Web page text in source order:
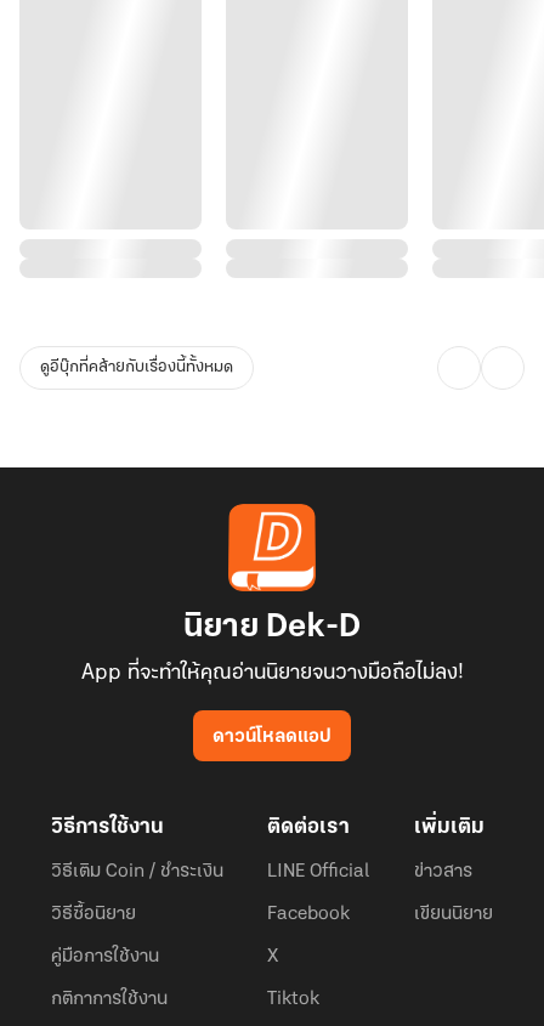
ดูอีบุ๊กที่คล้ายกับเรื่องนี้ทั้งหมด
นิยาย Dek-D
App ที่จะทำให้คุณอ่านนิยายจนวางมือถือไม่ลง!
ดาวน์โหลดแอป
วิธีการใช้งาน
วิธีเติม Coin / ชำระเงิน
วิธีซื้อนิยาย
คู่มือการใช้งาน
กติกาการใช้งาน
ติดต่อเรา
LINE Official
Facebook
X
Tiktok
เพิ่มเติม
ข่าวสาร
เขียนนิยาย